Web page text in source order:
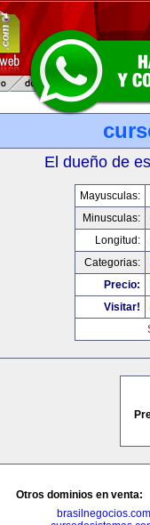
El dueño de
Mayusculas:
Minusculas:
Longitud:
Categorias:
Precio:
Visitar!
Otros dominios en venta:
brasilnegocios.com